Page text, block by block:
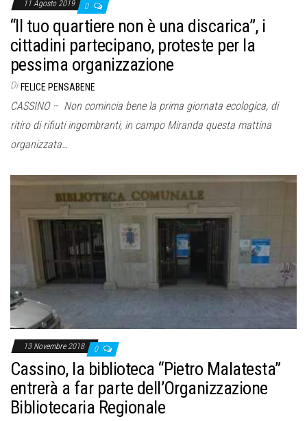
11 Agosto 2019 0
“Il tuo quartiere non è una discarica”, i
cittadini partecipano, proteste per la
pessima organizzazione
Di FELICE PENSABENE
CASSINO – Non comincia bene la prima giornata ecologica, di
ritiro di rifiuti ingombranti, in campo Miranda questa mattina
organizzata…
13 Novembre 2018 0
Cassino, la biblioteca “Pietro Malatesta”
entrerà a far parte dell’Organizzazione
Bibliotecaria Regionale